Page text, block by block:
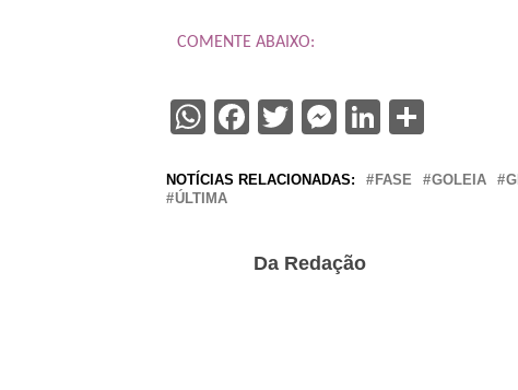
COMENTE ABAIXO:
WhatsApp
Facebook
TwitterMessenger
LinkedIn
NOTÍCIAS RELACIONADAS: FASE GOLEIA
ÚLTIMA
Da Redação